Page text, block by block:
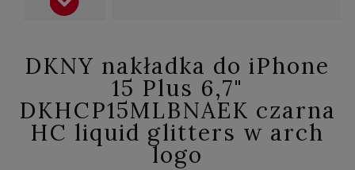
DKNY nakładka do iPhone
15 Plus 6,7"
DKHCP15MLBNAEK czarna
HC liquid glitters w arch
logo